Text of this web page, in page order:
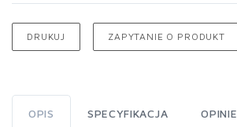
DRUKUJ ZAPYTANIE O PRODUKT
OPIS SPECYFIKACJA OPINIE